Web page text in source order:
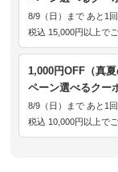
8/9（日）まで あと1回
税込 15,000円以上で
1,000円OFF（真
ペーン選べるクー
8/9（日）まで あと1回
税込 10,000円以上で